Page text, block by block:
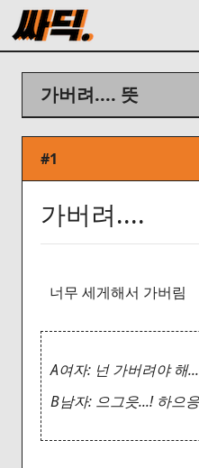
가버려.... 뜻
#1
가버려....
너무 세게해서 가버림
A여자: 넌 가버려야 해
B남자: 으그읏...! 하으